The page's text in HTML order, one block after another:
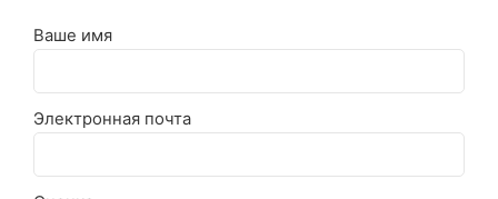
Ваше имя
Электронная почта